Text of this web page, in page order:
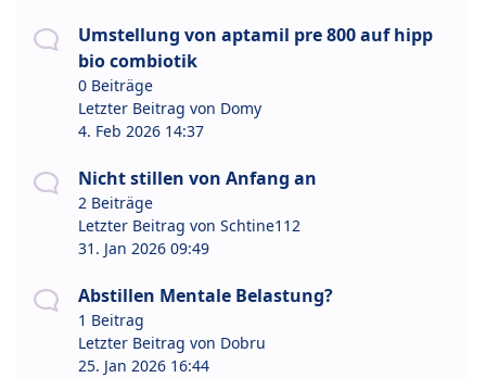
Umstellung von aptamil pre 800 auf hipp
bio combiotik
0 Beiträge
Letzter Beitrag von Domy
4. Feb 2026 14:37
Nicht stillen von Anfang an
2 Beiträge
Letzter Beitrag von Schtine112
31. Jan 2026 09:49
Abstillen Mentale Belastung?
1 Beitrag
Letzter Beitrag von Dobru
25. Jan 2026 16:44